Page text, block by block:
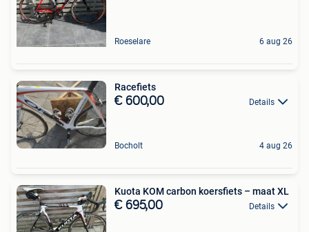
Roeselare 6 aug 26
Racefiets
€ 600,00 Details
Bocholt 4 aug 26
Kuota KOM carbon koersfiets – maat XL
€ 695,00 Details